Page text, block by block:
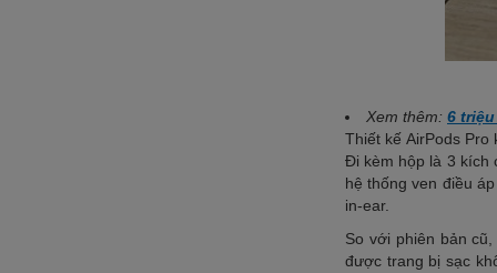
Xem thêm: 6
Thiết kế AirPods
Đi kèm hộp là 3 kích
hệ thống ven điều
in-ear.
So với phiên bản
được trang bị sạc